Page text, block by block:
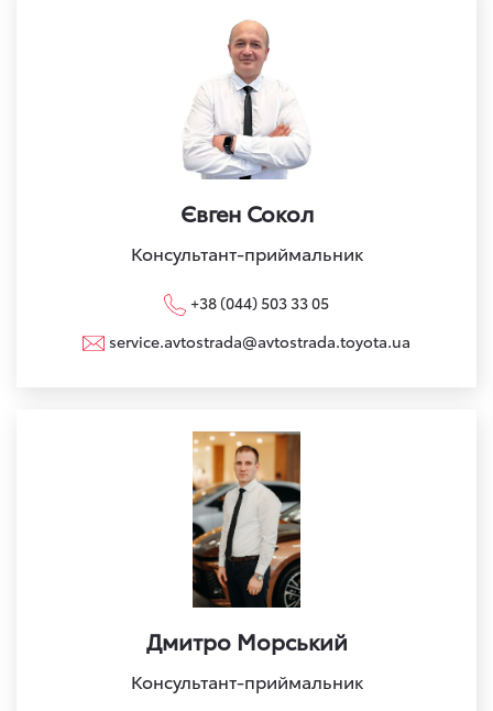
Євген Сокол
Консультант-приймальник
+38 (044) 503 33 05
service.avtostrada@avtostrada.toyota.ua
Дмитро Морський
Консультант-приймальник